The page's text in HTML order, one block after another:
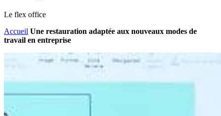
Le flex office
Accueil Une restauration adaptée aux nouveaux modes de
travail en entreprise